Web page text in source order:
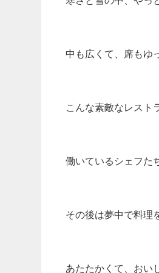
中も広くて、席もゆ
こんな素敵なレスト
働いているシェフた
その後は夢中で料理
あたたかくて、おい